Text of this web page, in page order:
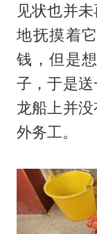
见状也并
地抚摸着
钱，但是
子，于是
龙船上并
外务工。